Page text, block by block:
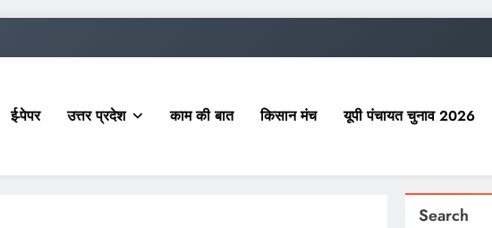
ई-पेपर उत्तर प्रदेश काम की बात किसान मंच यूपी पंचायत चुनाव 2026
Search